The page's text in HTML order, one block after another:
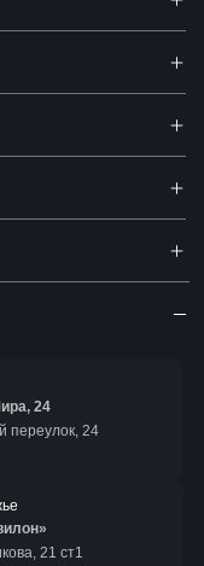
24
переулок, 24
21 ст1